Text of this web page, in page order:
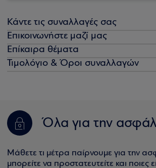
Κάντε τις συναλλαγές σας
Επικοινωνήστε μαζί μας
Επίκαιρα θέματα
Τιμολόγιο & Όροι συναλλαγών
Όλα για την
Μάθετε τι μέτρα παίρνουμε για την
μπορείτε να προστατευτείτε και ποιες